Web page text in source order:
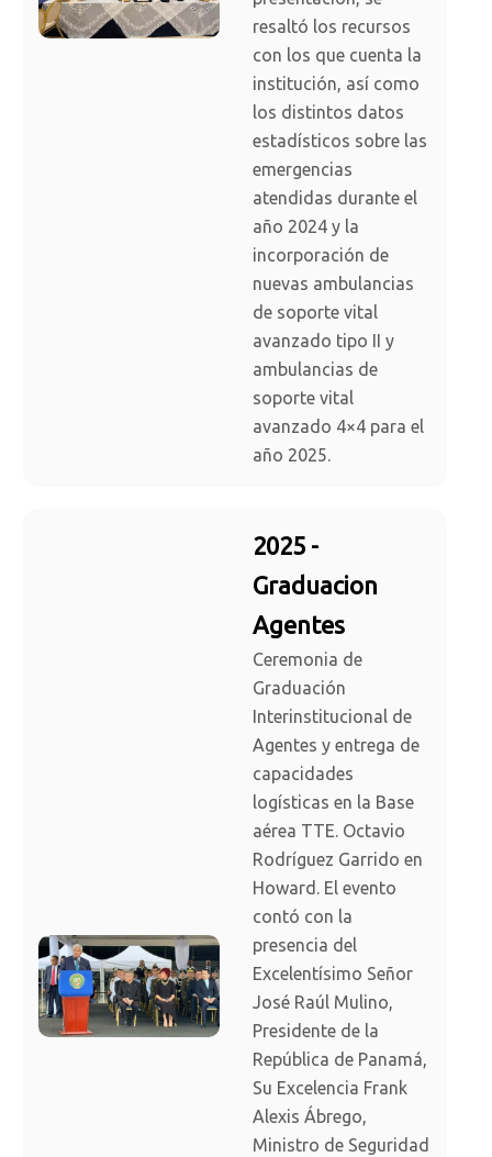
resaltó los recursos
con los que cuenta la
institución, así como
los distintos datos
estadísticos sobre las
emergencias
atendidas durante el
año 2024 y la
incorporación de
nuevas ambulancias
de soporte vital
avanzado tipo II y
ambulancias de
soporte vital
avanzado 4×4 para el
año 2025.
2025 -
Graduacion
Agentes
Ceremonia de
Graduación
Interinstitucional de
Agentes y entrega de
capacidades
logísticas en la Base
aérea TTE. Octavio
Rodríguez Garrido en
Howard. El evento
contó con la
presencia del
Excelentísimo Señor
José Raúl Mulino,
Presidente de la
República de Panamá,
Su Excelencia Frank
Alexis Ábrego,
Ministro de Seguridad